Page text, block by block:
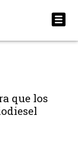
que los